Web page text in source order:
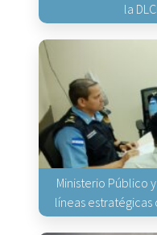
la
Ministerio Público
líneas